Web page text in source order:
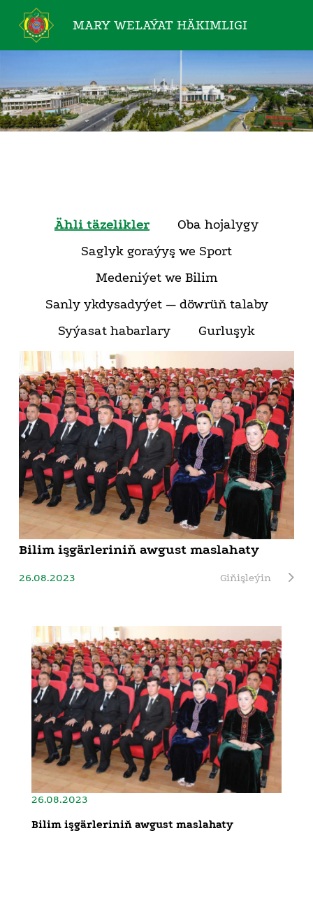
MARY WELAÝAT HÄKIMLIGI
Ähli täzelikler
Oba hojalygy
Saglyk goraýyş we Sport
Medeniýet we Bilim
Sanly ykdysadyýet — döwrüň talaby
Syýasat habarlary
Gurluşyk
Bilim işgärleriniň awgust maslahaty
26.08.2023 Giňişleýin
26.08.2023
Bilim işgärleriniň awgust maslahaty